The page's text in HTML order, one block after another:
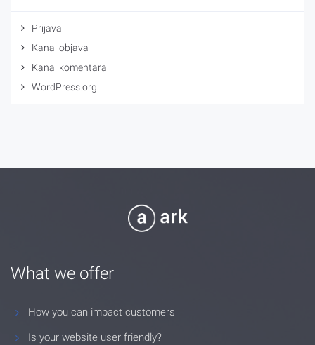
Prijava
Kanal objava
Kanal komentara
WordPress.org
What we offer
How you can impact customers
Is your website user friendly?